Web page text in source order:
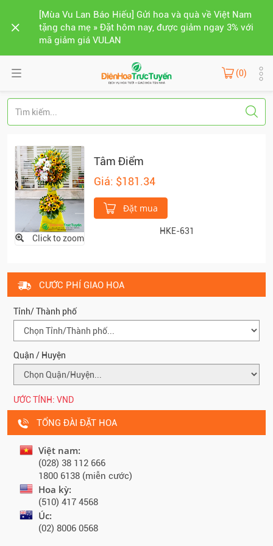
[Mùa Vu Lan Báo Hiếu] Gửi hoa và quà về Việt Nam
tặng cha mẹ » Đặt hôm nay, được giảm ngay 3% với
mã giảm giá VULAN
(0)
Click to zoom
Tâm Điểm
Giá: $181.34
Đặt mua
HKE-631
CƯỚC PHÍ GIAO HOA
Tỉnh/ Thành phố
Quận / Huyện
ƯỚC TÍNH: VND
TỔNG ĐÀI ĐẶT HOA
Việt nam:
(028) 38 112 666
1800 6138 (miễn cước)
Hoa kỳ:
(510) 417 4568
Úc:
(02) 8006 0568